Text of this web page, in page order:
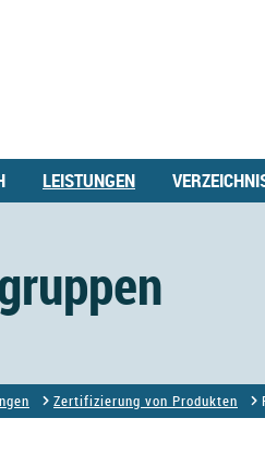
LEISTUNGEN
Zertifizierung von Produkten